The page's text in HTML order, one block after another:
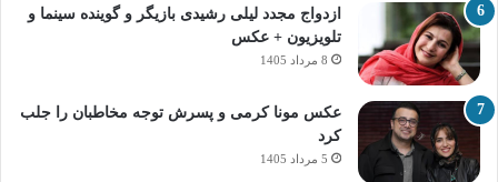
ازدواج مجدد لیلی رشیدی بازیگر و گوینده سینما و
تلویزیون + عکس
8 مرداد 1405
عکس مونا کرمی و پسرش توجه مخاطبان را جلب
کرد
5 مرداد 1405